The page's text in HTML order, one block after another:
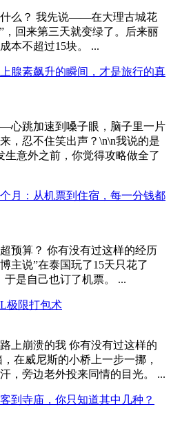
么？ 我先说——在大理古城花
，回来第三天就变绿了。后来丽
本不超过15块。 ...
腺素飙升的瞬间，才是旅行的真
心跳加速到嗓子眼，脑子里一片
，忍不住笑出声？\n\n我说的是
生意外之前，你觉得攻略做全了
月：从机票到住宿，每一分钱都
预算？ 你有没有过这样的经历
说”在泰国玩了15天只花了
于是自己也订了机票。 ...
极限打包术
上崩溃的我 你有没有过这样的
在威尼斯的小桥上一步一挪，
，旁边老外投来同情的目光。 ...
到寺庙，你只知道其中几种？